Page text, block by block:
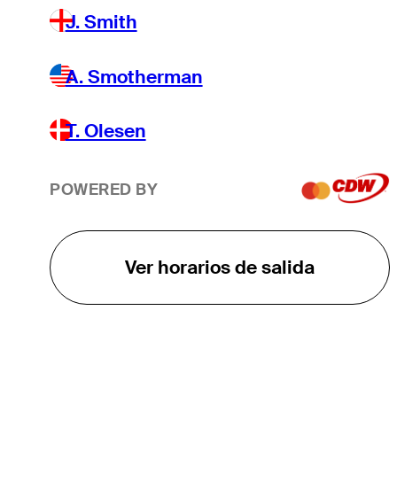
J. Smith
A. Smotherman
T. Olesen
POWERED BY
Ver horarios de salida